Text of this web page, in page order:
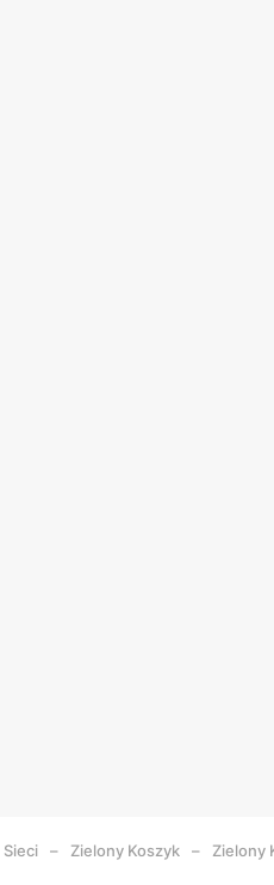
Sieci Zielony Koszyk Zielony